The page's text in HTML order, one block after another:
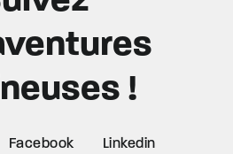
!
Facebook Linkedin